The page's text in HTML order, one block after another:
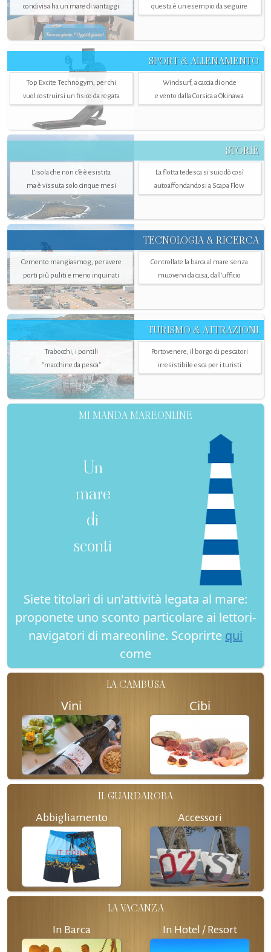
condivisa ha un mare di vantaggi questa è un esempio da seguire
SPORT & ALLENAMENTO
Top Excite Technogym, per chi
vuol costruirsi un fisico da regata
Windsurf, a caccia di onde
e vento dalla Corsica a Okinawa
STORIE
L’isola che non c'è è esistita
ma è vissuta solo cinque mesi
La flotta tedesca si suicidò così
autoaffondandosi a Scapa Flow
TECNOLOGIA & RICERCA
Cemento mangiasmog, per avere
porti più puliti e meno inquinati
Controllate la barca al mare senza
muovervi da casa, dall’ufficio
TURISMO & ATTRAZIONI
Trabocchi, i pontili
"macchine da pesca"
Portovenere, il borgo di pescatori
irresistibile esca per i turisti
MI MANDA MAREONLINE
Un
mare
di
sconti
Siete titolari di un'attività legata al mare:
proponete uno sconto particolare ai lettori-
navigatori di mareonline. Scoprirte qui
come
LA CAMBUSA
Vini Cibi
IL GUARDAROBA
Abbigliamento Accessori
LA VACANZA
In Barca In Hotel / Resort